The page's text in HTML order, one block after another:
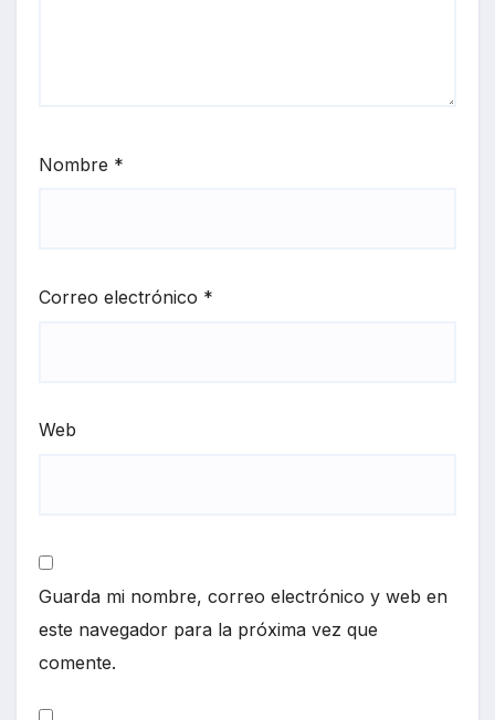
Nombre *
Correo electrónico *
Web
Guarda mi nombre, correo electrónico y web en
este navegador para la próxima vez que
comente.